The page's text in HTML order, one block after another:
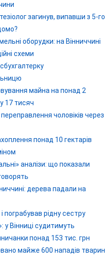
загинув, випавши з 5-го
оборудки: на Вінниччині
схеми
майна на понад 2
17 тисяч
чоловіків через
понад 10 гектарів
аналізи: що показали
дерева падали на
пограбував рідну сестру
Вінниці судитимуть
понад 153 тис. грн
майже 600 нападів тварин